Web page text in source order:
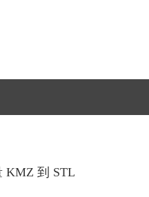
KMZ 到 STL